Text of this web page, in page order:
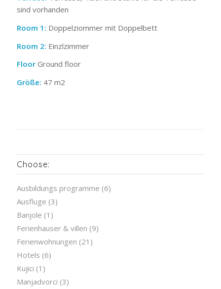
sind vorhanden
Room 1: Doppelziommer mit Doppelbett
Room 2: Einzlzimmer
FloorGround floor
Größe: 47 m2
Choose:
Ausbildungs programme (6)
Ausfluge (3)
Banjole (1)
Ferienhauser & villen (9)
Ferienwohnungen (21)
Hotels (6)
Kujici (1)
Manjadvorci (3)